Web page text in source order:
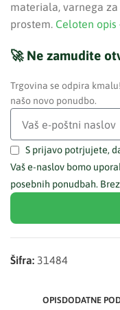
materiala, varnega
prostem. Celoten opis
🚀 Ne zamudite
Trgovina se odpira
našo novo ponudbo.
S prijavo potrjujete,
Vaš e-naslov bomo
posebnih ponudbah.
Šifra: 31484
OPISDODATNE